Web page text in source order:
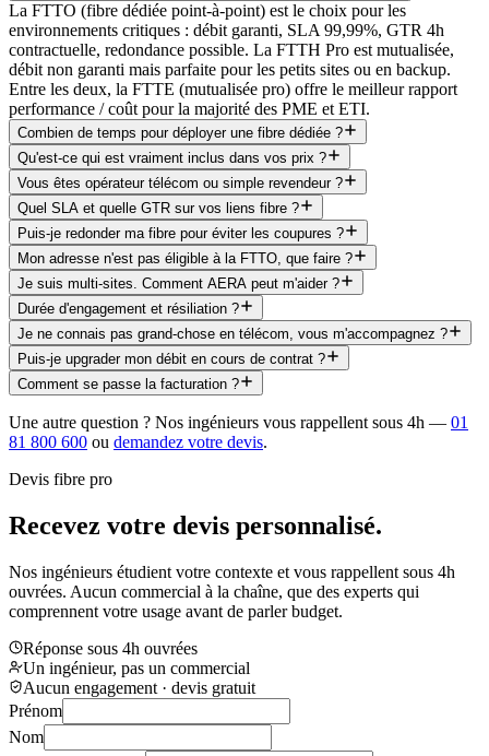
La FTTO (fibre dédiée point-à-point) est le choix pour les
environnements critiques : débit garanti, SLA 99,99%, GTR 4h
contractuelle, redondance possible. La FTTH Pro est mutualisée,
débit non garanti mais parfaite pour les petits sites ou en backup.
Entre les deux, la FTTE (mutualisée pro) offre le meilleur rapport
performance / coût pour la majorité des PME et ETI.
Combien de temps pour déployer une fibre dédiée ?
Qu'est-ce qui est vraiment inclus dans vos prix ?
Vous êtes opérateur télécom ou simple revendeur ?
Quel SLA et quelle GTR sur vos liens fibre ?
Puis-je redonder ma fibre pour éviter les coupures ?
Mon adresse n'est pas éligible à la FTTO, que faire ?
Je suis multi-sites. Comment AERA peut m'aider ?
Durée d'engagement et résiliation ?
Je ne connais pas grand-chose en télécom, vous m'accompagnez ?
Puis-je upgrader mon débit en cours de contrat ?
Comment se passe la facturation ?
Une autre question ? Nos ingénieurs vous rappellent sous 4h — 01
81 800 600 ou demandez votre devis.
Devis fibre pro
Recevez votre devis personnalisé.
Nos ingénieurs étudient votre contexte et vous rappellent sous 4h
ouvrées. Aucun commercial à la chaîne, que des experts qui
comprennent votre usage avant de parler budget.
Réponse sous 4h ouvrées
Un ingénieur, pas un commercial
Aucun engagement · devis gratuit
Prénom
Nom